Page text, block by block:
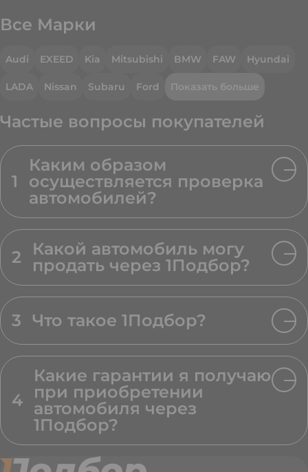
Все Марки
Audi EXEED Kia Mitsubishi BMW FAW Hyundai
LADA Nissan Subaru Ford Показать больше
Частые вопросы покупателей
1
Каким образом
осуществляется проверка
автомобилей?
2
Какой автомобиль могу
продать через 1Подбор?
3 Что такое 1Подбор?
4
Какие гарантии я получаю
при приобретении
автомобиля через
1Подбор?